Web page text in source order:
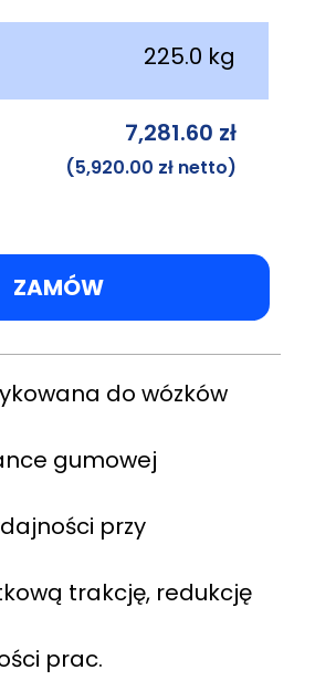
225.0 kg
7,281.60 zł
(5,920.00 złnetto)
ZAMÓW
do wózków
gumowej
przy
trakcję, redukcję
prac.